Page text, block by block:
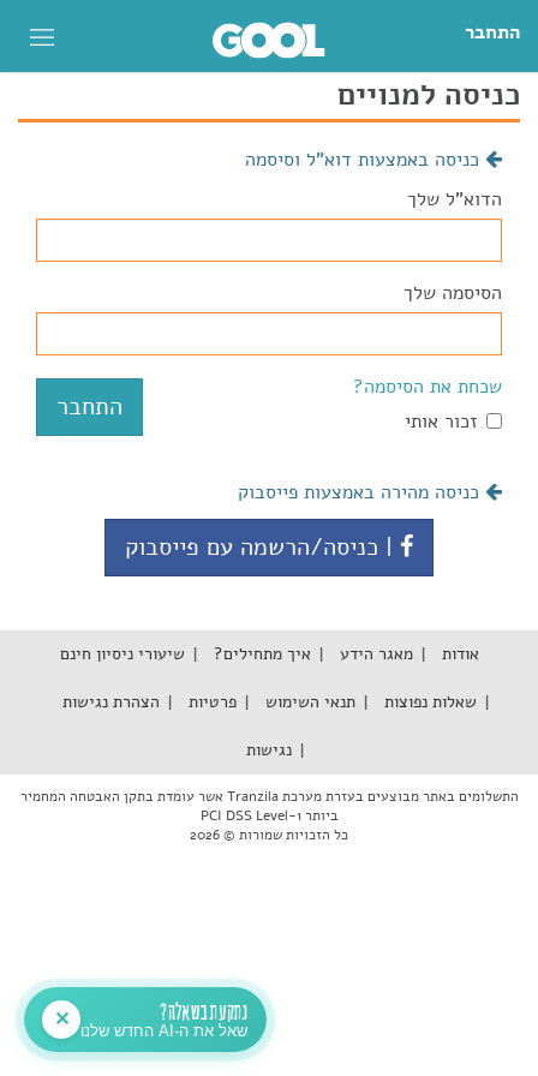
התחבר
כניסה למנויים
כניסה באמצעות דוא"ל וסיסמה
הדוא"ל שלך
הסיסמה שלך
שכחת את הסיסמה?
זכור אותי
כניסה מהירה באמצעות פייסבוק
| כניסה/הרשמה עם פייסבוק
אודות מאגר הידע איך מתחילים? שיעורי ניסיון חינם
שאלות נפוצות תנאי השימוש פרטיות הצהרת נגישות
נגישות
התשלומים באתר מבוצעים בעזרת מערכת Tranzila אשר עומדת בתקן האבטחה המחמיר
ביותר PCI DSS Level-1
כל הזכויות שמורות © 2026
נתקעת בשאלה?
שאל את ה-AI החדש שלנו
✕